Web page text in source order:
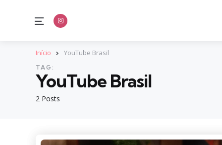
Menu
Início YouTube Brasil
2 Posts
TAG:
YouTube Brasil